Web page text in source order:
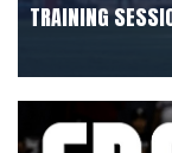
TRAINING